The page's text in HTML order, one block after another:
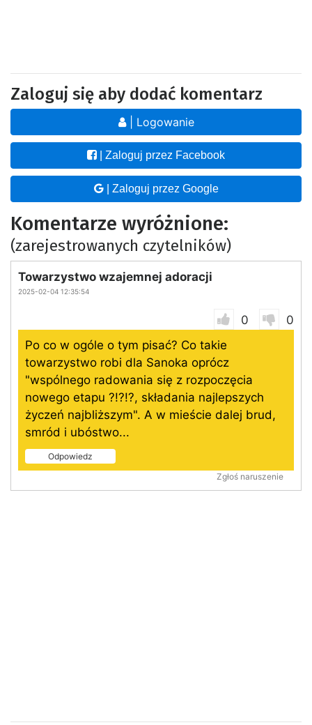
Zaloguj się aby dodać komentarz
| Logowanie
| Zaloguj przez Facebook
| Zaloguj przez Google
Komentarze wyróżnione:
(zarejestrowanych czytelników)
Towarzystwo wzajemnej adoracji
2025-02-04 12:35:54
0
0
Po co w ogóle o tym pisać? Co takie
towarzystwo robi dla Sanoka oprócz
"wspólnego radowania się z rozpoczęcia
nowego etapu ?!?!?, składania najlepszych
życzeń najbliższym". A w mieście dalej brud,
smród i ubóstwo...
Odpowiedz
Zgłoś naruszenie